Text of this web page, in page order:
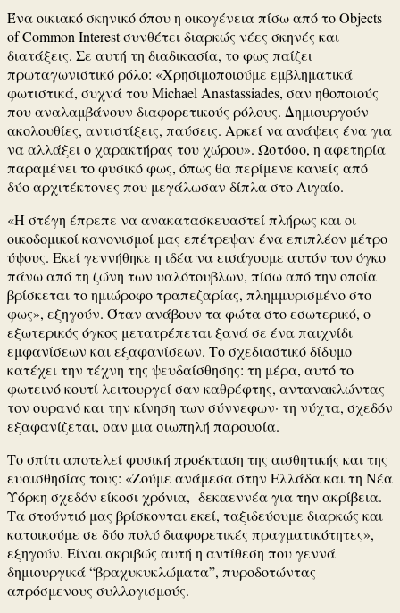
Ένα οικιακό σκηνικό όπου η οικογένεια πίσω από το Objects
of Common Interest συνθέτει διαρκώς νέες σκηνές και
διατάξεις. Σε αυτή τη διαδικασία, το φως παίζει
πρωταγωνιστικό ρόλο: «Χρησιμοποιούμε εμβληματικά
φωτιστικά, συχνά του Michael Anastassiades, σαν ηθοποιούς
που αναλαμβάνουν διαφορετικούς ρόλους. Δημιουργούν
ακολουθίες, αντιστίξεις, παύσεις. Αρκεί να ανάψεις ένα για
να αλλάξει ο χαρακτήρας του χώρου». Ωστόσο, η αφετηρία
παραμένει το φυσικό φως, όπως θα περίμενε κανείς από
δύο αρχιτέκτονες που μεγάλωσαν δίπλα στο Αιγαίο.
«Η στέγη έπρεπε να ανακατασκευαστεί πλήρως και οι
οικοδομικοί κανονισμοί μας επέτρεψαν ένα επιπλέον μέτρο
ύψους. Εκεί γεννήθηκε η ιδέα να εισάγουμε αυτόν τον όγκο
πάνω από τη ζώνη των υαλότουβλων, πίσω από την οποία
βρίσκεται το ημιώροφο τραπεζαρίας, πλημμυρισμένο στο
φως», εξηγούν. Όταν ανάβουν τα φώτα στο εσωτερικό, ο
εξωτερικός όγκος μετατρέπεται ξανά σε ένα παιχνίδι
εμφανίσεων και εξαφανίσεων. Το σχεδιαστικό δίδυμο
κατέχει την τέχνη της ψευδαίσθησης: τη μέρα, αυτό το
φωτεινό κουτί λειτουργεί σαν καθρέφτης, αντανακλώντας
τον ουρανό και την κίνηση των σύννεφων· τη νύχτα, σχεδόν
εξαφανίζεται, σαν μια σιωπηλή παρουσία.
Το σπίτι αποτελεί φυσική προέκταση της αισθητικής και της
ευαισθησίας τους: «Ζούμε ανάμεσα στην Ελλάδα και τη Νέα
Υόρκη σχεδόν είκοσι χρόνια, δεκαεννέα για την ακρίβεια.
Τα στούντιό μας βρίσκονται εκεί, ταξιδεύουμε διαρκώς και
κατοικούμε σε δύο πολύ διαφορετικές πραγματικότητες»,
εξηγούν. Είναι ακριβώς αυτή η αντίθεση που γεννά
δημιουργικά “βραχυκυκλώματα”, πυροδοτώντας
απρόσμενους συλλογισμούς.